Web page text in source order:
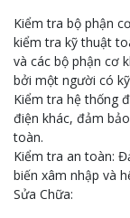
Kiểm tra bộ phận
kiểm tra kỹ thuật
và các bộ phận cơ
bởi một người có
Kiểm tra hệ thống
điện khác, đảm
toàn.
Kiểm tra an toàn:
biến xâm nhập và
Sửa Chữa: